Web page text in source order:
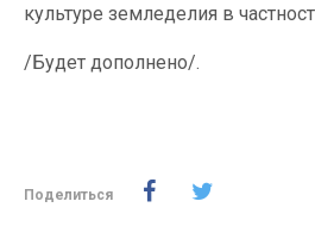
культуре земледелия в
/Будет дополнено/.
Поделиться